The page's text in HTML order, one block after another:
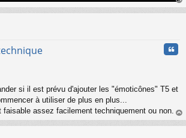
au
si il est prévu d'ajouter les "émoticônes" T5 et
à utiliser de plus en plus...
assez facilement techniquement ou non.
au